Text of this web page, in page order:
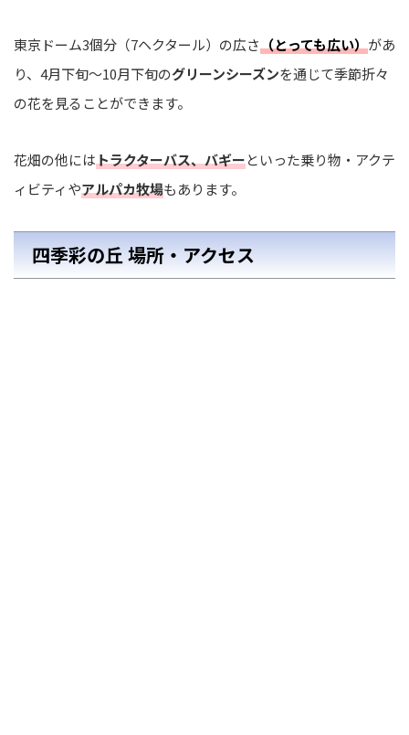
東京ドーム3個分（7ヘクタール）の広さ（とっても広い）があ
り、4月下旬～10月下旬のグリーンシーズンを通じて季節折々
の花を見ることができます。
花畑の他にはトラクターバス、バギーといった乗り物・アクテ
ィビティやアルパカ牧場もあります。
四季彩の丘 場所・アクセス